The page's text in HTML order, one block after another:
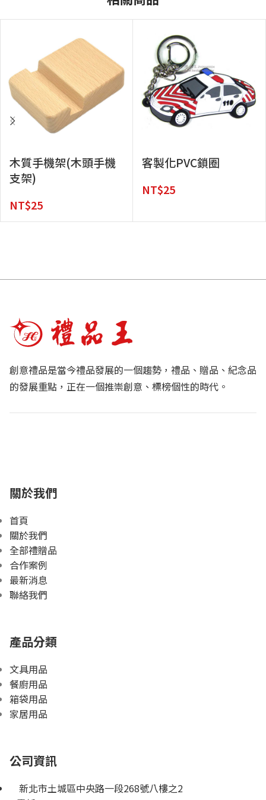
木質手機架(木頭手機
支架)
NT$25
客製化PVC鎖圈
NT$25
創意禮品是當今禮品發展的一個趨勢，禮品、贈品、紀念品
的發展重點，正在一個推崇創意、標榜個性的時代。
關於我們
首頁
關於我們
全部禮贈品
合作案例
最新消息
聯絡我們
產品分類
文具用品
餐廚用品
箱袋用品
家居用品
公司資訊
新北市土城區中央路一段268號八樓之2